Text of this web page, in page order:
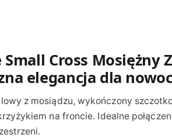
Cross Mosiężny
elegancja dla
z mosiądzu, wykończony
na froncie. Idealne